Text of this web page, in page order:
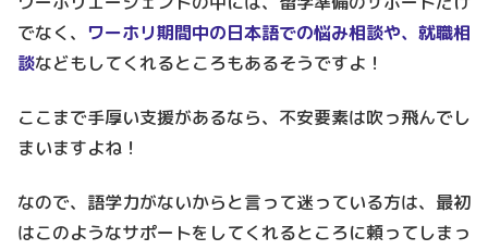
でなく、 ワーホリ期間中の日本語での悩み相談や、就職相
談などもしてくれるところもあるそうですよ！
ここまで手厚い支援があるなら、不安要素は吹っ飛んでし
まいますよね！
なので、語学力がないからと言って迷っている方は、最初
はこのようなサポートをしてくれるところに頼ってしまっ